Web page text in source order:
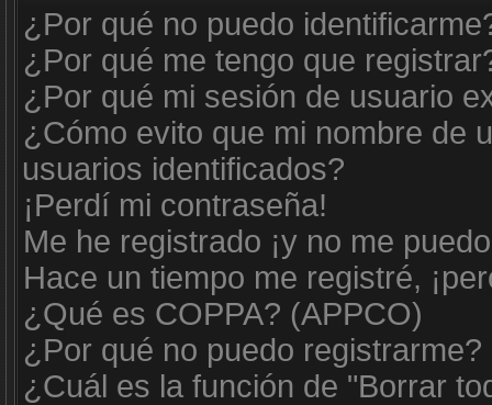
¿Por qué no puedo
¿Por qué me tengo que
¿Por qué mi sesión de usuario
¿Cómo evito que mi nombre de
usuarios identificados?
¡Perdí mi contraseña!
Me he registrado ¡y no me
Hace un tiempo me registré,
¿Qué es COPPA? (APPCO)
¿Por qué no puedo registrarme?
¿Cuál es la función de "Borrar